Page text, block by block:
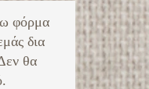
φόρμα
δια
θα